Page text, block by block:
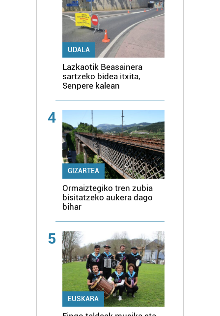
UDALA
Lazkaotik Beasainera
sartzeko bidea itxita,
Senpere kalean
4
GIZARTEA
Ormaiztegiko tren zubia
bisitatzeko aukera dago
bihar
5
EUSKARA